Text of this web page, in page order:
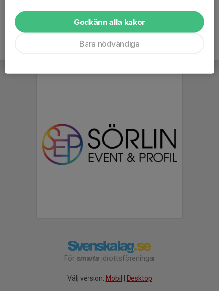
För smarta idrottsföreningar
Välj version: Mobil Desktop
Godkänn alla kakor
Bara nödvändiga